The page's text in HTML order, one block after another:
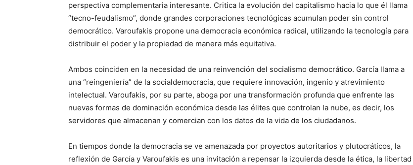
perspectiva complementaria interesante. Critica la evolución del capitalismo hacia lo que él llama
“tecno-feudalismo”, donde grandes corporaciones tecnológicas acumulan poder sin control
democrático. Varoufakis propone una democracia económica radical, utilizando la tecnología para
distribuir el poder y la propiedad de manera más equitativa.
Ambos coinciden en la necesidad de una reinvención del socialismo democrático. García llama a
una “reingeniería” de la socialdemocracia, que requiere innovación, ingenio y atrevimiento
intelectual. Varoufakis, por su parte, aboga por una transformación profunda que enfrente las
nuevas formas de dominación económica desde las élites que controlan la nube, es decir, los
servidores que almacenan y comercian con los datos de la vida de los ciudadanos.
En tiempos donde la democracia se ve amenazada por proyectos autoritarios y plutocráticos, la
reflexión de García y Varoufakis es una invitación a repensar la izquierda desde la ética, la libertad